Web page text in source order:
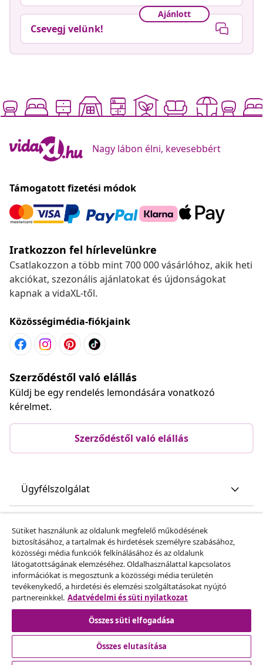
Ajánlott
Csevegj velünk!
Nagy lábon élni, kevesebbért
Támogatott fizetési módok
Iratkozzon fel hírlevelünkre
Csatlakozzon a több mint 700 000 vásárlóhoz, akik heti
akciókat, szezonális ajánlatokat és újdonságokat
kapnak a vidaXL-től.
Közösségimédia-fiókjaink
Szerződéstől való elállás
Küldj be egy rendelés lemondására vonatkozó
kérelmet.
Szerződéstől való elállás
Ügyfélszolgálat
vidaXL
Fedezz fel többet
Sütiket használunk az oldalunk megfelelő működésének
biztosításához, a tartalmak és hirdetések személyre szabásához,
közösségi média funkciók felkínálásához és az oldalunk
látogatottságának elemzéséhez. Oldalhasználattal kapcsolatos
információkat is megosztunk a közösségi média területén
tevékenykedő, a hirdetési és elemzési szolgáltatásokat nyújtó
partnereinkkel. Adatvédelmi és süti nyilatkozat
Összes süti elfogadása
Összes elutasítása